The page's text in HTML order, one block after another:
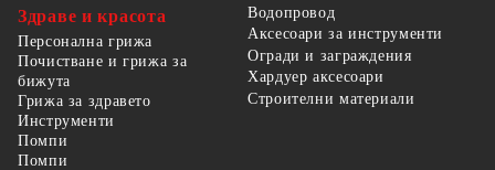
Здраве и красота
Персонална грижа
Почистване и грижа за
бижута
Грижа за здравето
Водопровод
Аксесоари за инструменти
Огради и заграждения
Хардуер аксесоари
Строителни материали
Инструменти
Помпи
Помпи